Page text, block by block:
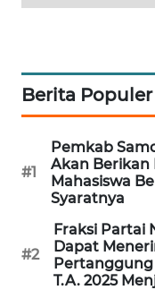
Berita Populer
#1
Pemkab
Akan Berikan
Mahasiswa
Syaratnya
#2
Fraksi Partai
Dapat
Pertanggung
T.A. 2025